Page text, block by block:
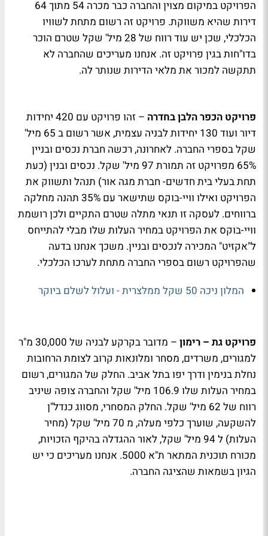
הפרויקט במיקום מצוין והחברה כבר מכרה 54 מתוך 64
דירות שהיא משווקת. פרויקט זה רשום מתחת לשוויו
הכלכלי, שכן יש עוד רווח של 28 מיל' שקל שטרם הוכר
בדו"חות בגין פרויקט זה. אנחנו מעריכים שהחברה לא
תתקשה למכור את מלאי הדירות שנותר לה.
פרויקט הכפר הלבן בחדרה
– זהו פרויקט עם 420 יחידות
דיור ועוד 130 יחידות לבניה עצמית, אשר רשום ב 65 מיל'
שקל בספרי החברה. לאחרונה, רכשה חברת נכסים ובניין
65% מפרויקט זה תמורת 97 מיל' שקל. נכסים ובנין (כעת
תחת בעלי בית חדשים- חברת מגה אור) תנהל ותשווק את
הפרויקט ואילו וויי-בוקס שתישאר עם 35% תהנה מחלקה
ברווחים. לעסקה זו תנאי מתלה שטרם התקיים ולכן רושמת
וויי-בוקס את הפרויקט במחיר העלות שלו מבלי להתייחס
ל"אקזיט" המכירה לנכסים ובניין. משכך אנחנו בדעה
שהפרויקט רשום בספרי החברה מתחת לערכו הכלכלי.
המלון ניכה 50 שקל ממלצרית - ועלול לשלם ביוקר
פרויקט גת – רימון
– מדובר בקרקע לבניה של 30,000 מ"ר
למגורים, משרדים, מסחר ומלונאות קרוב לצומת הרחובות
נחלת בנימין ודרך יפו בתל אביב. החלק של המגורים, רשום
במחיר העלות שלו 106.9 מיל' שקל והחברה צופה שיניב
רווח של 62 מיל' שקל. החלק המסחרי, מסווג כנדל"ן
להשקעה, שוערך כלפי מעלה, מ 70 מיל' שקל (מחיר
העלות) ל 94 מיל' שקל, לאור ההגדלה בהיקף הזכויות,
מכורח תוכנית המתאר ת"א 5000. אנחנו מעריכים כי יש
הגיון בשמאות שהציגה החברה.